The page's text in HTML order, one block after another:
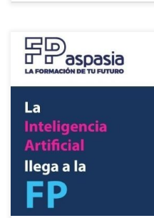
Durante los últimos meses del
todos los centros de FP
proyecto en red TutorIA,
FPEmpresa, ha estado
actividades las competencias
para la empleabilidad que […]